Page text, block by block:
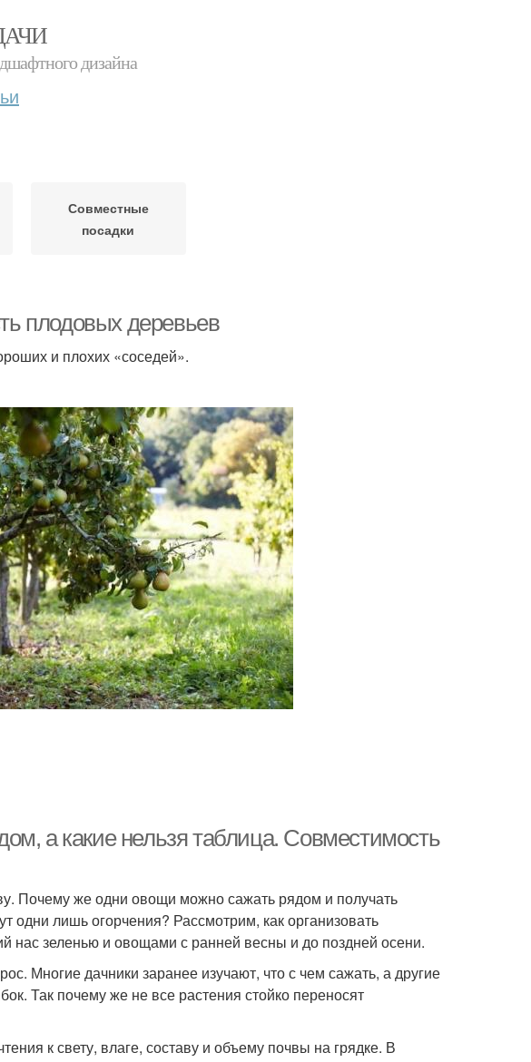
дизайна
Совместные
посадки
плодовых деревьев
и плохих «соседей».
а какие нельзя таблица. Совместимость
Почему же одни овощи можно сажать рядом и получать
одни лишь огорчения? Рассмотрим, как организовать
зеленью и овощами с ранней весны и до поздней осени.
Многие дачники заранее изучают, что с чем сажать, а другие
Так почему же не все растения стойко переносят
к свету, влаге, составу и объему почвы на грядке. В